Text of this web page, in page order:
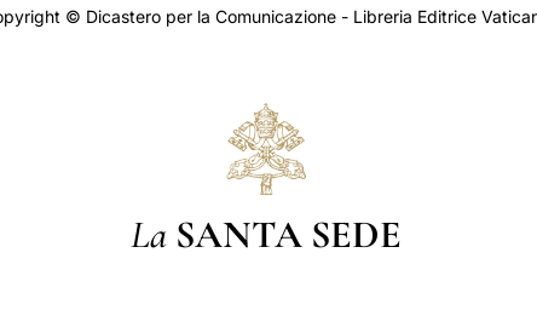
© Dicastero per la Comunicazione - Libreria Editrice
La SANTA SEDE